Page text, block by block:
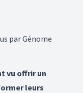
par Génome
vu offrir un
leurs